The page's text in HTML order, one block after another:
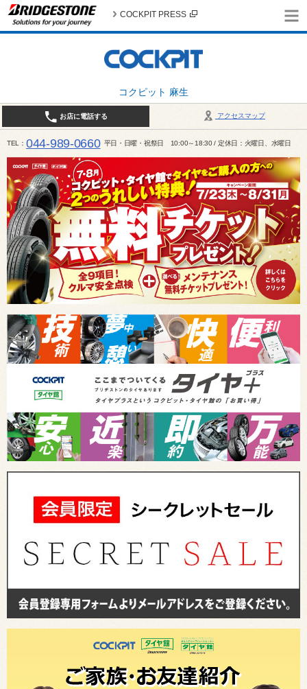
コクピット 麻生
COCKPIT PRESS
アクセスマップ
お店に電話する
TEL 044-989-0660 平日・日曜・祝祭日 10:00～18:30 / 定休日：火曜日、水曜日